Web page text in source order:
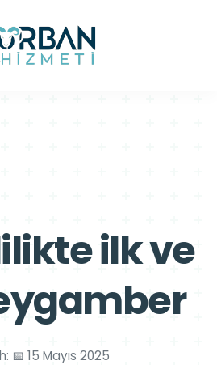
ilk ve
📅 15 Mayıs 2025